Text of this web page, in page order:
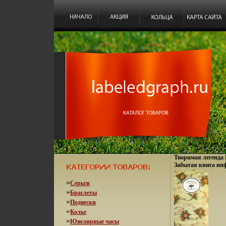
»Серьги
»Браслеты
»Подвески
»Колье
»Ювелирные часы
Творимая
Забытая книга